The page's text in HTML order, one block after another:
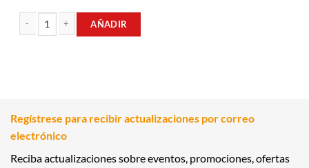
AÑADIR
Regístrese para recibir actualizaciones por correo
electrónico
Reciba actualizaciones sobre eventos, promociones, ofertas